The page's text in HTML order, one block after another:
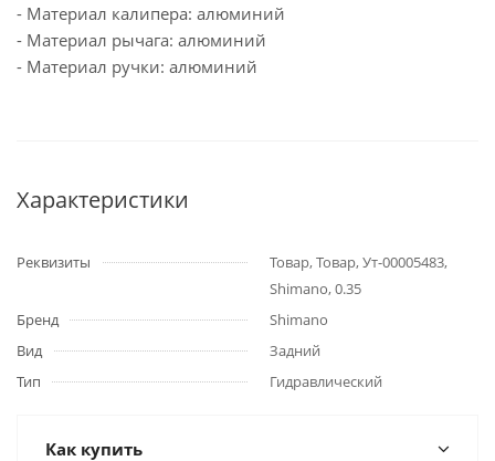
- Материал калипера: алюминий
- Материал рычага: алюминий
- Материал ручки: алюминий
Характеристики
Реквизиты
Товар, Товар, Ут-00005483,
Shimano, 0.35
Бренд
Shimano
Вид
Задний
Тип
Гидравлический
Как купить